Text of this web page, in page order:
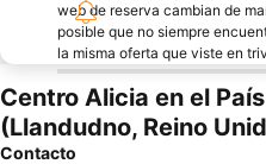
web de reserva cambian de
posible que no siempre
la misma oferta que viste en
Centro Alicia en el
(Llandudno, Reino
Contacto